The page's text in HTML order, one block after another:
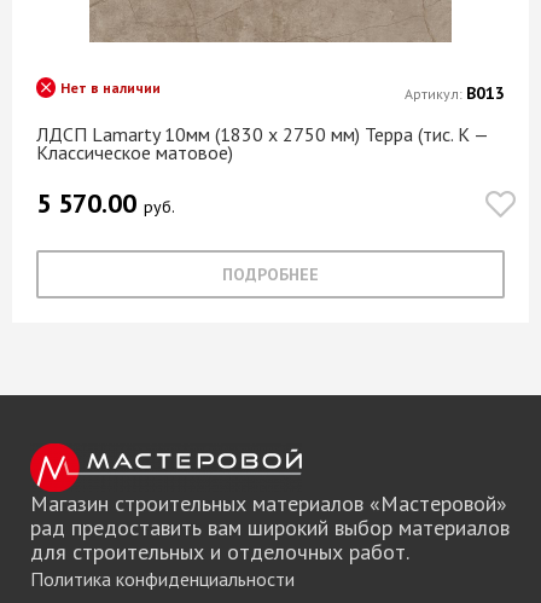
ЛДСП Lamarty 10мм (1830 х 2750 мм) Терра (тис. K —
Классическое матовое)
Нет в наличии
5 570.00 руб.
ПОДРОБНЕЕ
Артикул: В013
Магазин строительных материалов «Мастеровой»
рад предоставить вам широкий выбор материалов
для строительных и отделочных работ.
Политика конфиденциальности